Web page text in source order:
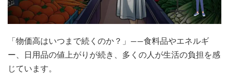
「物価高はいつまで続くのか？」——食料品やエネルギ
ー、日用品の値上がりが続き、多くの人が生活の負担を感
じています。